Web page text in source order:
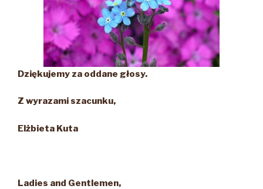
Dziękujemy za oddane głosy.
Z wyrazami szacunku,
Elżbieta Kuta
Ladies and Gentlemen,